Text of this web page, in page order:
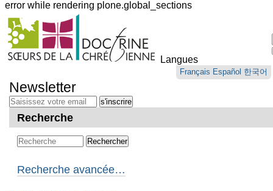
error while rendering plone.global_sections
Outils
personnels
Langues
Français Español 한국어
au
contenu.
Aller
navigation
Newsletter
Recherche
Recherche avancée…